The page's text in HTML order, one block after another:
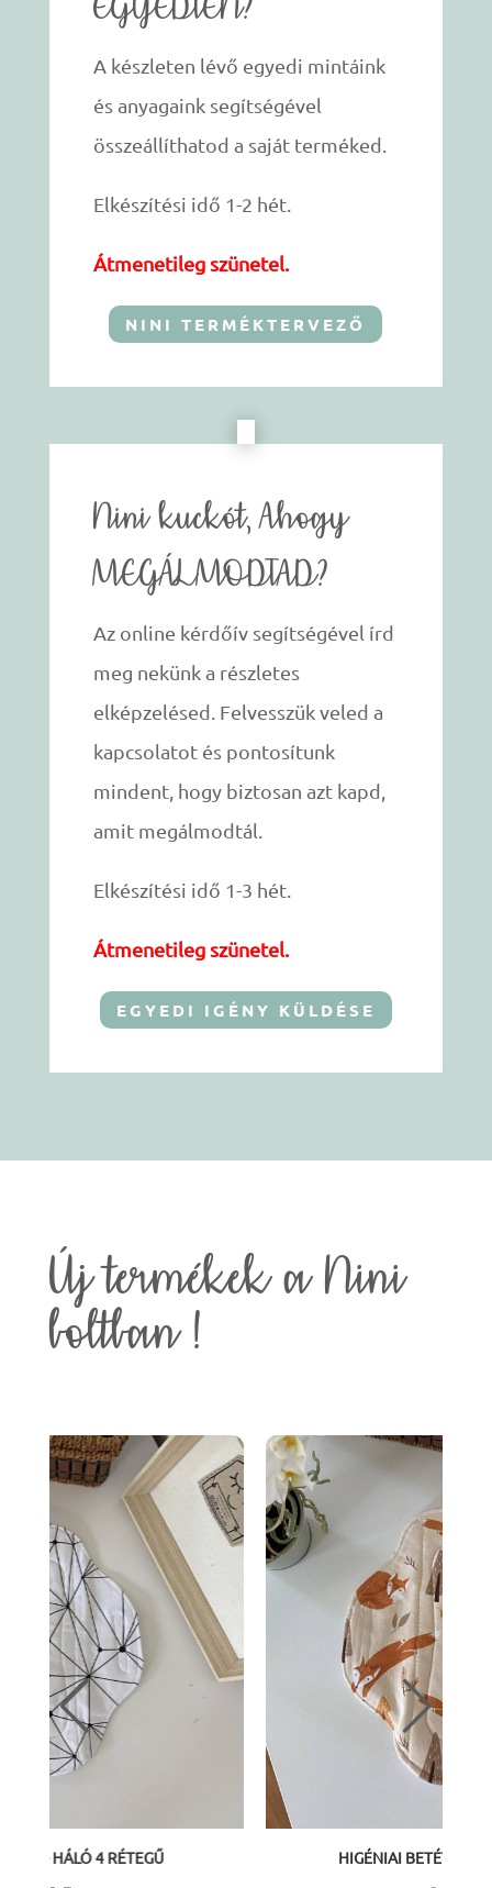
A készleten lévő egyedi mintáink
és anyagaink segítségével
összeállíthatod a saját terméked.
Elkészítési idő 1-2 hét.
Átmenetileg szünetel.
NINI TERMÉKTERVEZŐ
Nini kuckót, Ahogy
MEGÁLMODTAD?
Az online kérdőív segítségével írd
meg nekünk a részletes
elképzelésed. Felvesszük veled a
kapcsolatot és pontosítunk
mindent, hogy biztosan azt kapd,
amit megálmodtál.
Elkészítési idő 1-3 hét.
Átmenetileg szünetel.
EGYEDI IGÉNY KÜLDÉSE
Új termékek a Nini
boltban !
HIGÉNIAI BETÉT - RÓKÁK 4 RÉTEGŰ